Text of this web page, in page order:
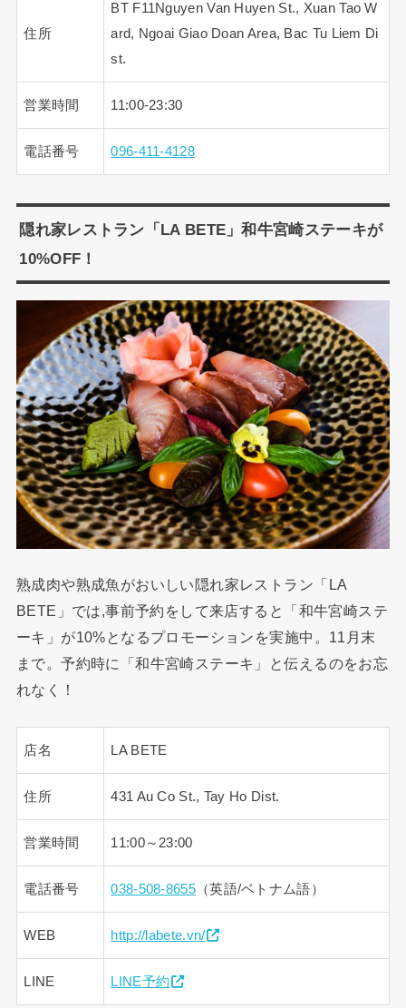
住所
BT F11Nguyen Van Huyen St., Xuan Tao W
ard, Ngoai Giao Doan Area, Bac Tu Liem Di
st.
営業時間 11:00-23:30
電話番号 096-411-4128
隠れ家レストラン「LA BETE」和牛宮崎ステーキが
10%OFF！
熟成肉や熟成魚がおいしい隠れ家レストラン「LA
BETE」では,事前予約をして来店すると「和牛宮崎ステ
ーキ」が10%となるプロモーションを実施中。11月末
まで。予約時に「和牛宮崎ステーキ」と伝えるのをお忘
れなく！
店名 LA BETE
住所 431 Au Co St., Tay Ho Dist.
営業時間 11:00～23:00
電話番号 038-508-8655（英語/ベトナム語）
WEB http://labete.vn/
LINE LINE予約